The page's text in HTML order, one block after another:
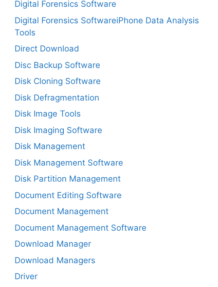
Digital Forensics Software
Digital Forensics SoftwareiPhone Data Analysis
Tools
Direct Download
Disc Backup Software
Disk Cloning Software
Disk Defragmentation
Disk Image Tools
Disk Imaging Software
Disk Management
Disk Management Software
Disk Partition Management
Document Editing Software
Document Management
Document Management Software
Download Manager
Download Managers
Driver